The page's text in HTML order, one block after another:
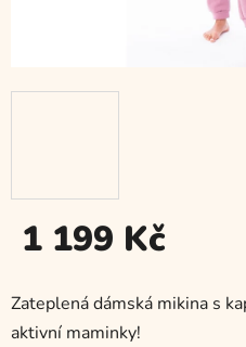
1 199 Kč
cena:
Zateplená dámská mikina s
aktivní maminky!